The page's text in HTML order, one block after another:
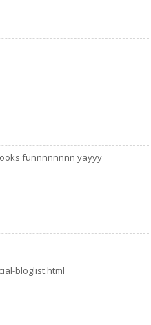
funnnnnnnn yayyy
bloglist.html